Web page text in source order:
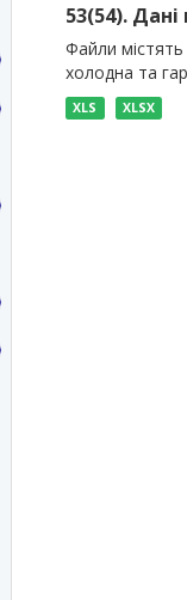
53(54).
Файли
холодна та
XLS XLSX